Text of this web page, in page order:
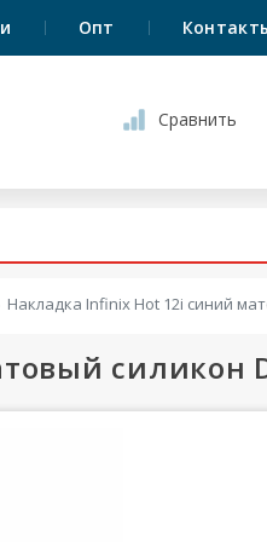
Опт
Сравнить
Накладка Infinix Hot 12i синий
силикон